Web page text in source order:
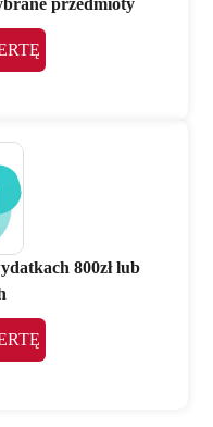
przedmioty
800zł lub